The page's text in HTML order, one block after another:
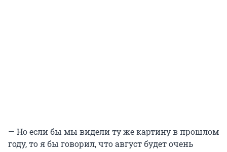
— Но если бы мы видели ту же картину в прошлом
году, то я бы говорил, что август будет очень